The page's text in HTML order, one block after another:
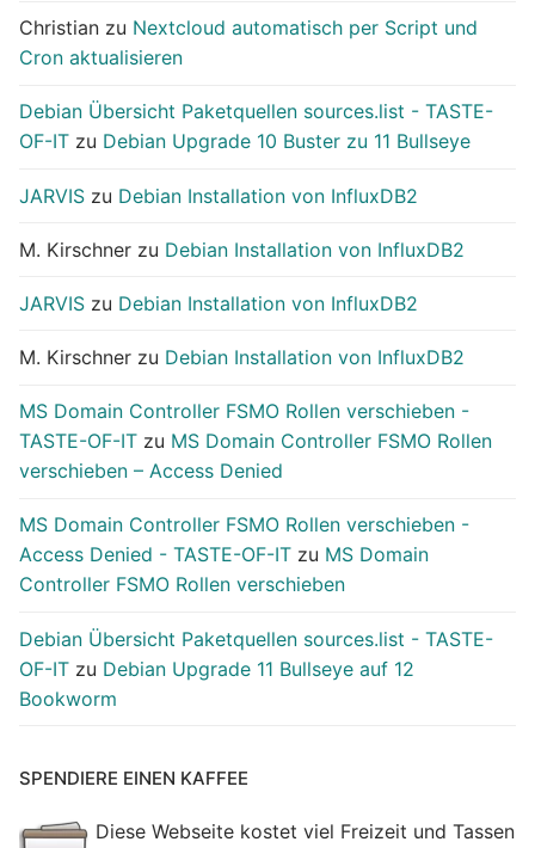
Christian zu Nextcloud automatisch per Script und
Cron aktualisieren
Debian Übersicht Paketquellen sources.list - TASTE-
OF-IT zu Debian Upgrade 10 Buster zu 11 Bullseye
JARVIS zu Debian Installation von InfluxDB2
M. Kirschner zu Debian Installation von InfluxDB2
JARVIS zu Debian Installation von InfluxDB2
M. Kirschner zu Debian Installation von InfluxDB2
MS Domain Controller FSMO Rollen verschieben -
TASTE-OF-IT zu MS Domain Controller FSMO Rollen
verschieben – Access Denied
MS Domain Controller FSMO Rollen verschieben -
Access Denied - TASTE-OF-IT zu MS Domain
Controller FSMO Rollen verschieben
Debian Übersicht Paketquellen sources.list - TASTE-
OF-IT zu Debian Upgrade 11 Bullseye auf 12
Bookworm
SPENDIERE EINEN KAFFEE
Diese Webseite kostet viel Freizeit und Tassen